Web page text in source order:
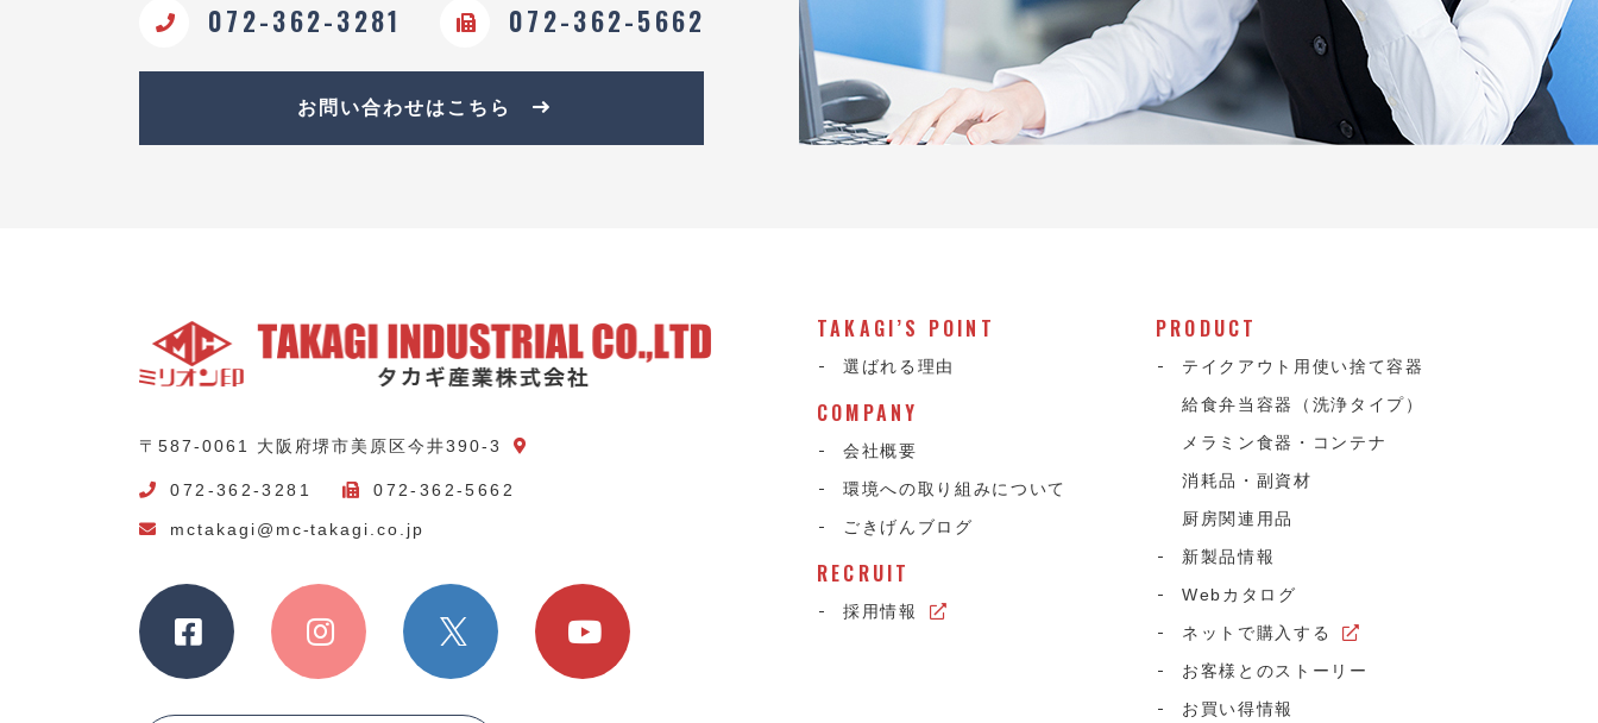
072-362-3281 072-362-5662
お問い合わせはこちら
〒587-0061 大阪府堺市美原区今井390-3
072-362-3281 072-362-5662
mctakagi@mc-takagi.co.jp
TAKAGI’S POINT
選ばれる理由
COMPANY
会社概要
環境への取り組みについて
ごきげんブログ
RECRUIT
採用情報
PRODUCT
テイクアウト用使い捨て容器
給食弁当容器（洗浄タイプ）
メラミン食器・コンテナ
消耗品・副資材
厨房関連用品
新製品情報
Webカタログ
ネットで購入する
お客様とのストーリー
お買い得情報